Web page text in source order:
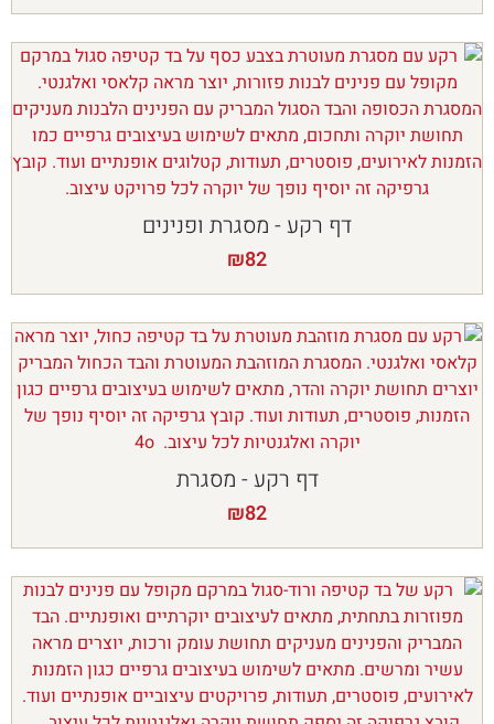
דף רקע - מסגרת ופנינים
₪82
דף רקע - מסגרת
₪82